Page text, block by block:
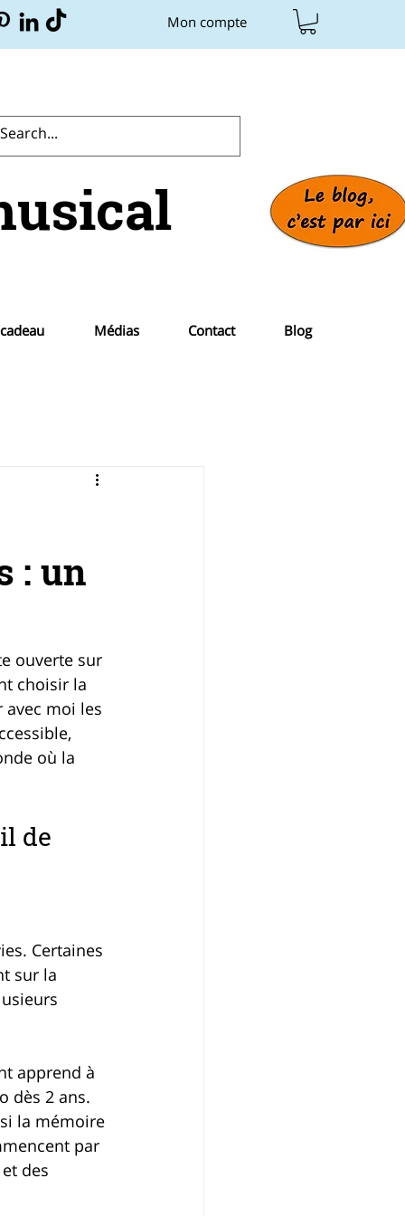
Mon compte
Médias Contact Blog
: un
ouverte sur
choisir la
avec moi les
où la
de
Certaines
sur la
apprend à
dès 2 ans.
la mémoire
par
des